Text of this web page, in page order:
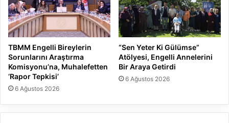
TBMM Engelli Bireylerin
Sorunlarını Araştırma
Komisyonu’na, Muhalefetten
‘Rapor Tepkisi’
6 Ağustos 2026
“Sen Yeter Ki Gülümse”
Atölyesi, Engelli Annelerini
Bir Araya Getirdi
6 Ağustos 2026